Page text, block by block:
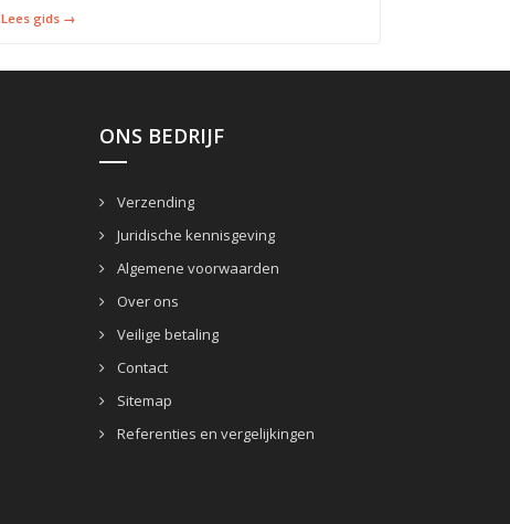
Lees gids →
ONS BEDRIJF
Verzending
Juridische kennisgeving
Algemene voorwaarden
Over ons
Veilige betaling
Contact
Sitemap
Referenties en vergelijkingen